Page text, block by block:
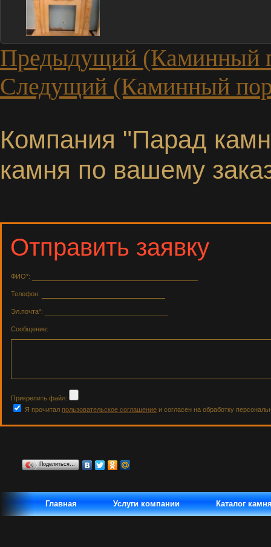
Предыдущий (Каминный
Следущий (Каминный
Компания "Парад
камня по вашему
Отправить заявку
ФИО*:
Телефон:
Эл.почта*:
Сообщение:
Прикрепить файл:
Я прочитал пользовательское соглашение и согласен на обработку
Поделиться…
Главная Услуги компании Каталог